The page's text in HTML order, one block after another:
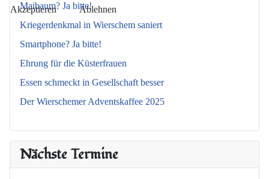
Maibaum? Ja bitte!
Kriegerdenkmal in Wierschem saniert
Smartphone? Ja bitte!
Ehrung für die Küsterfrauen
Essen schmeckt in Gesellschaft besser
Der Wierschemer Adventskaffee 2025
Nächste Termine
Akzeptieren Ablehnen